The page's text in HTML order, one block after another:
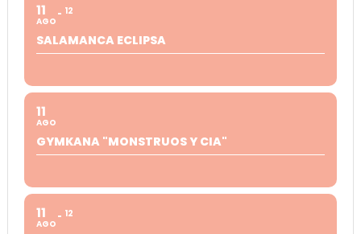
11
AGO
12
SALAMANCA ECLIPSA
11
AGO
GYMKANA "MONSTRUOS Y CIA"
11
AGO
12